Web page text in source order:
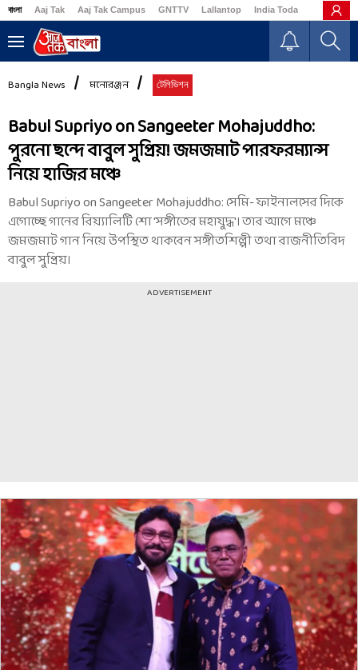
বাংলা Aaj Tak Aaj Tak Campus GNTTV Lallantop India Today Business
Bangla News মনোরঞ্জন টেলিভিশন
Babul Supriyo on Sangeeter Mohajuddho:
পুরনো ছন্দে বাবুল সুপ্রিয়! জমজমাট পারফরম্যান্স
নিয়ে হাজির মঞ্চে
Babul Supriyo on Sangeeter Mohajuddho: সেমি- ফাইনালসের দিকে
এগোচ্ছে গানের রিয়্যালিটি শো 'সঙ্গীতের মহাযুদ্ধ'। তার আগে মঞ্চে
জমজমাট গান নিয়ে উপস্থিত থাকবেন সঙ্গীতশিল্পী তথা রাজনীতিবিদ
বাবুল সুপ্রিয়।
ADVERTISEMENT